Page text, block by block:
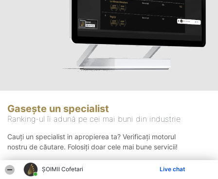
ȘOIMII Cofetari Live chat
Gasește un specialist
Ranking-ul îi adună pe cei mai buni din industrie
Cauți un specialist in apropierea ta? Verificați motorul
nostru de căutare. Folosiți doar cele mai bune servicii!